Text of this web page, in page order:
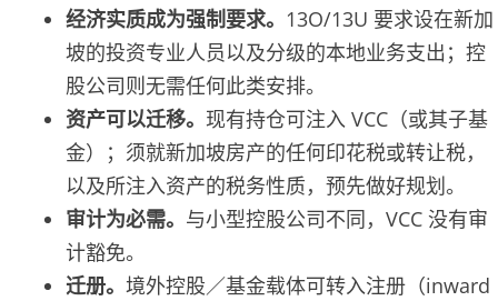
经济实质成为强制要求。 13O/13U 要求设在新加
坡的投资专业人员以及分级的本地业务支出；控
股公司则无需任何此类安排。
资产可以迁移。现有持仓可注入 VCC（或其子基
金）；须就新加坡房产的任何印花税或转让税，
以及所注入资产的税务性质，预先做好规划。
审计为必需。 与小型控股公司不同，VCC 没有审
计豁免。
迁册。境外控股／基金载体可转入注册（inward